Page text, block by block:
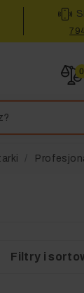
0
Filtry i